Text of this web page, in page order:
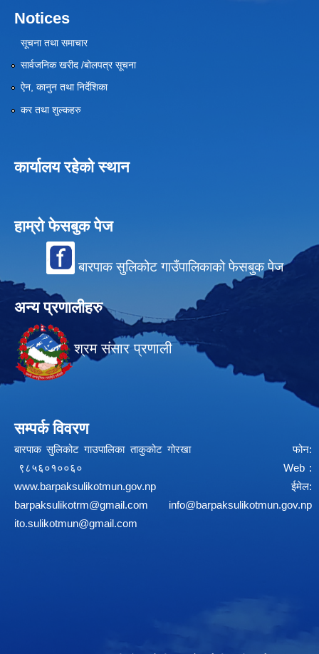
Notices
सूचना तथा समाचार
सार्वजनिक खरीद /बोलपत्र सूचना
ऐन, कानुन तथा निर्देशिका
कर तथा शुल्कहरु
कार्यालय रहेको स्थान
हाम्रो फेसबुक पेज
बारपाक सुलिकोट गाउँपालिकाको फेसबुक पेज
अन्य प्रणालीहरु
श्रम संसार प्रणाली
सम्पर्क विवरण
बारपाक सुलिकोट गाउपालिका ताकुकोट गोरखा फोन:
९८५६०१००६० Web :
www.barpaksulikotmun.gov.np
ईमेल:
barpaksulikotrm@gmail.com
info@barpaksulikotmun.gov.np
ito.sulikotmun@gmail.com